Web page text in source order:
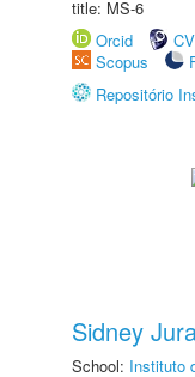
title: MS-6
Orcid
Scopus
Repositório
Sidney
School: Instituto